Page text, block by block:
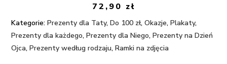
72,90 zł
Kategorie: Prezenty dla Taty,Do 100 zł,Okazje,Plakaty,
Prezenty dla każdego,Prezenty dla Niego,Prezenty na Dzień
Ojca,Prezenty według rodzaju,Ramki na zdjęcia